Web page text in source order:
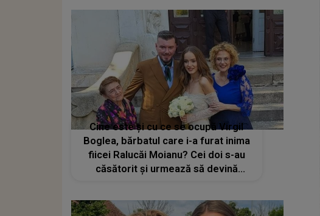
Cine este și cu ce se ocupă Virgil
Boglea, bărbatul care i-a furat inima
fiicei Ralucăi Moianu? Cei doi s-au
căsătorit și urmează să devină